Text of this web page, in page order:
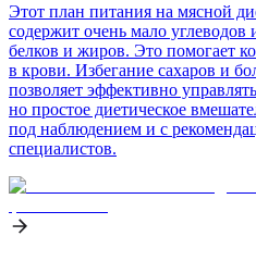
Этот план питания на мясной
содержит очень мало
белков и жиров. Это помогает
в крови. Избегание сахаров и
позволяет эффективно
но простое диетическое
под наблюдением и с
специалистов.